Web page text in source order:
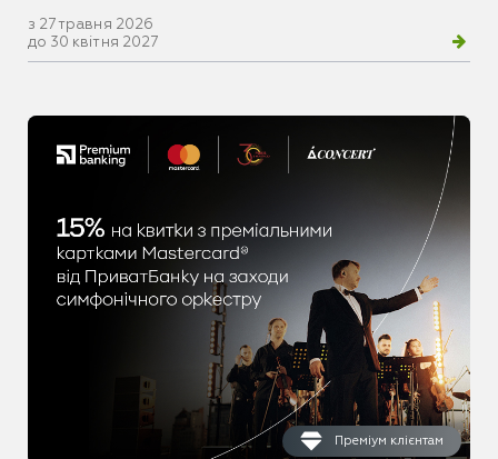
з 27 травня 2026
до 30 квітня 2027
Преміум клієнтам